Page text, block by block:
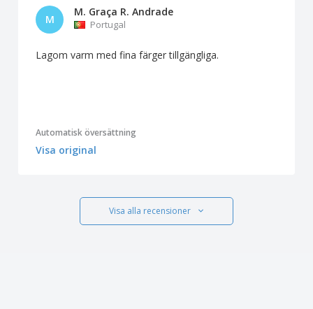
M
M. Graça R. Andrade
Portugal
Lagom varm med fina färger tillgängliga.
Automatisk översättning
Visa original
Visa alla recensioner